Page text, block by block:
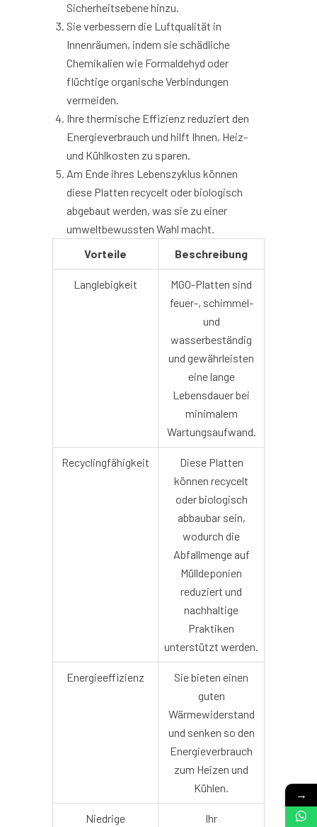
Sicherheitsebene hinzu.
Sie verbessern die Luftqualität in
Innenräumen, indem sie schädliche
Chemikalien wie Formaldehyd oder
flüchtige organische Verbindungen
vermeiden.
Ihre thermische Effizienz reduziert den
Energieverbrauch und hilft Ihnen, Heiz-
und Kühlkosten zu sparen.
Am Ende ihres Lebenszyklus können
diese Platten recycelt oder biologisch
abgebaut werden, was sie zu einer
umweltbewussten Wahl macht.
Vorteile
Beschreibung
Langlebigkeit
MGO-Platten sind
feuer-, schimmel-
und
wasserbeständig
und gewährleisten
eine lange
Lebensdauer bei
minimalem
Wartungsaufwand.
Recyclingfähigkeit
Diese Platten
können recycelt
oder biologisch
abbaubar sein,
wodurch die
Abfallmenge auf
Mülldeponien
reduziert und
nachhaltige
Praktiken
unterstützt werden.
Energieeffizienz
Sie bieten einen
guten
Wärmewiderstand
und senken so den
Energieverbrauch
zum Heizen und
Kühlen.
Niedrige Ihr
→